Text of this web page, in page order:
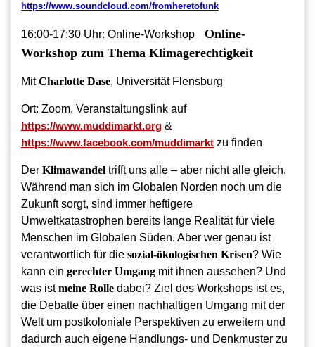
https://www.soundcloud.com/fromheretofunk
16:00-17:30 Uhr: Online-Workshop Online-
Workshop zum Thema Klimagerechtigkeit
MitCharlotte Dase, Universität Flensburg
Ort: Zoom, Veranstaltungslink auf
https://www.muddimarkt.org &
https://www.facebook.com/muddimarkt zu finden
Der Klimawandel trifft uns alle – aber nicht alle gleich.
Während man sich im Globalen Norden noch um die
Zukunft sorgt, sind immer heftigere
Umweltkatastrophen bereits lange Realität für viele
Menschen im Globalen Süden. Aber wer genau ist
verantwortlich für die sozial-ökologischen Krisen? Wie
kann ein gerechter Umgang mit ihnen aussehen? Und
was istmeine Rolle dabei? Ziel des Workshops ist es,
die Debatte über einen nachhaltigen Umgang mit der
Welt um postkoloniale Perspektiven zu erweitern und
dadurch auch eigene Handlungs- und Denkmuster zu